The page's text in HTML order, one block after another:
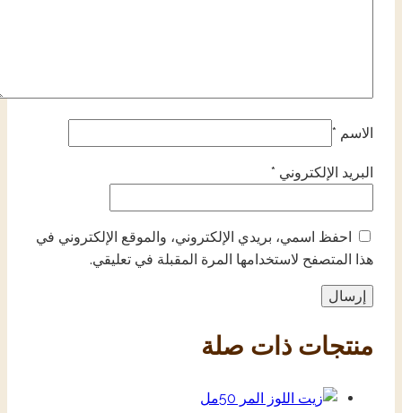
الاسم *
البريد الإلكتروني *
احفظ اسمي، بريدي الإلكتروني، والموقع الإلكتروني في
هذا المتصفح لاستخدامها المرة المقبلة في تعليقي.
منتجات ذات صلة